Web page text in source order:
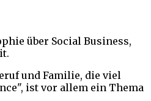
über Social Business,
und Familie, die viel
ist vor allem ein Thema